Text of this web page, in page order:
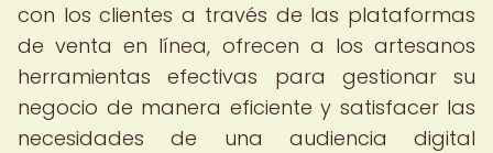
con los clientes a través de las plataformas
de venta en línea, ofrecen a los artesanos
herramientas efectivas para gestionar su
negocio de manera eficiente y satisfacer las
necesidades de una audiencia digital